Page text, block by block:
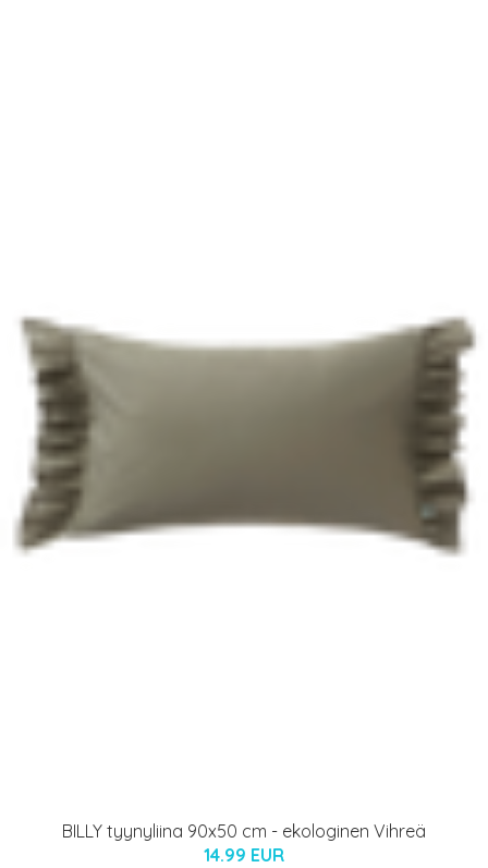
BILLY tyynyliina 90x50 cm - ekologinen Vihreä
14.99 EUR